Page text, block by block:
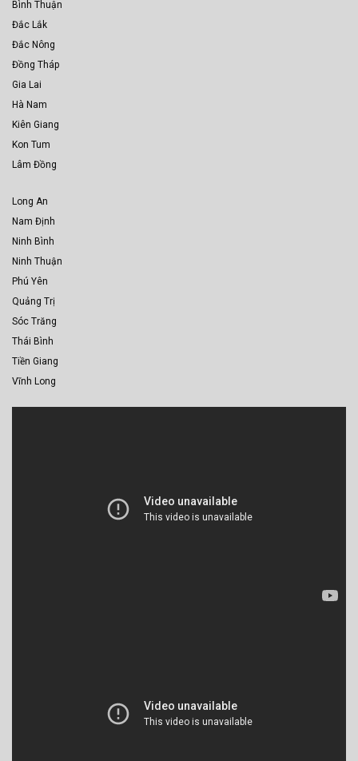
Bình Thuận
Đắc Lắk
Đắc Nông
Đồng Tháp
Gia Lai
Hà Nam
Kiên Giang
Kon Tum
Lâm Đồng
Long An
Nam Định
Ninh Bình
Ninh Thuận
Phú Yên
Quảng Trị
Sóc Trăng
Thái Bình
Tiền Giang
Vĩnh Long